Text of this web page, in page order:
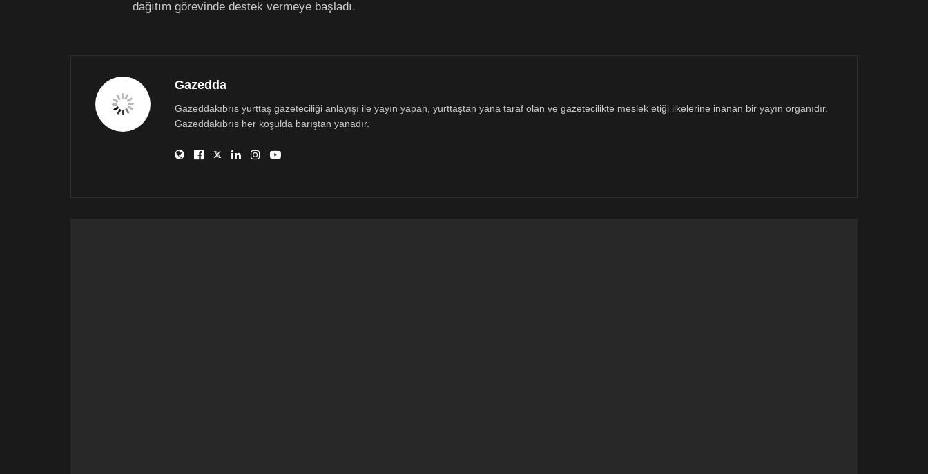
dağıtım görevinde destek vermeye başladı.
Gazedda
Gazeddakıbrıs yurttaş gazeteciliği anlayışı ile yayın yapan, yurttaştan yana taraf olan ve gazetecilikte meslek etiği ilkelerine inanan bir yayın organıdır.
Gazeddakıbrıs her koşulda barıştan yanadır.